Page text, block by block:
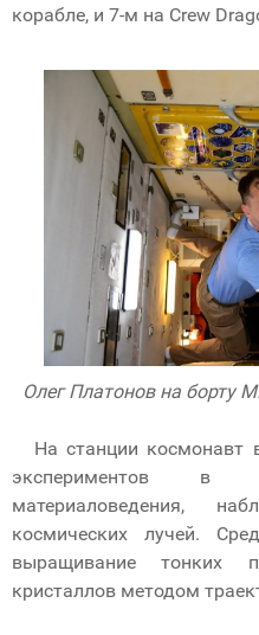
корабле, и 7-м на Crew
Олег Платонов на борту
На станции космонавт
экспериментов в
материаловедения,
космических лучей.
выращивание тонких
кристаллов методом